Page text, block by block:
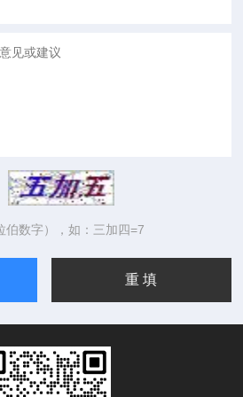
伯数字），如：三加四=7